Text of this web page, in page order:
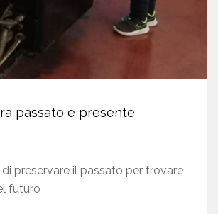
passato e presente
di preservare il passato per trovare
futuro